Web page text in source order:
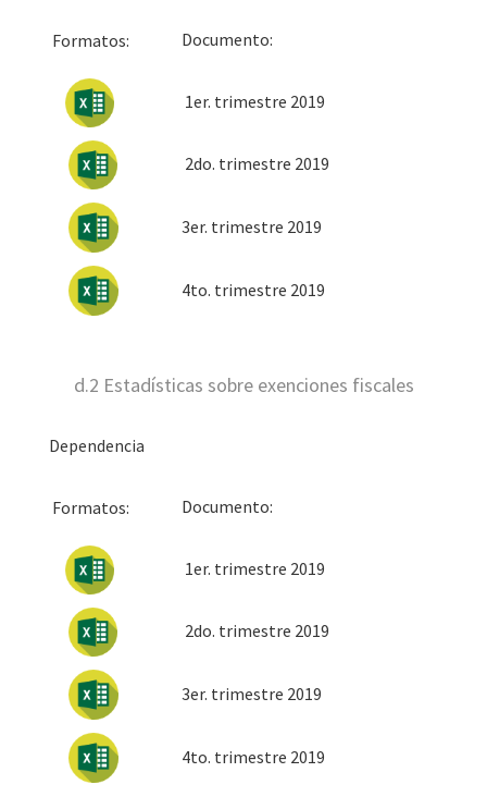
Formatos:
1er. trimestre 2019
2do. trimestre 2019
3er. trimestre 2019
4to. trimestre 2019
d.2 Estadísticas sobre exenciones fiscales
Dependencia
Formatos:
1er. trimestre 2019
2do. trimestre 2019
3er. trimestre 2019
4to. trimestre 2019